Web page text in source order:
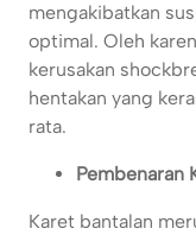
mengakibatkan
optimal. Oleh
kerusakan
hentakan yang
rata.
Pembenaran
Karet bantalan